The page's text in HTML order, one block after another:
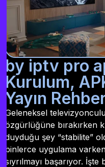
by iptv pro
Kurulum,
Yayın
Geleneksel
özgürlüğüne bırakırken
duyduğu şey “stabilite”
binlerce uygulama
sıyrılmayı başarıyor.